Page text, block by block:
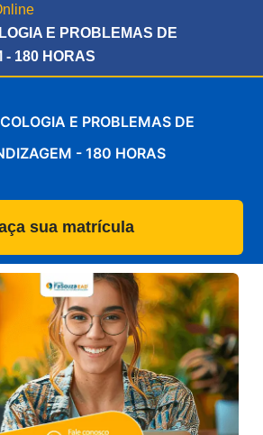
E PROBLEMAS DE
- 180 HORAS
E PROBLEMAS DE
- 180 HORAS
sua matrícula